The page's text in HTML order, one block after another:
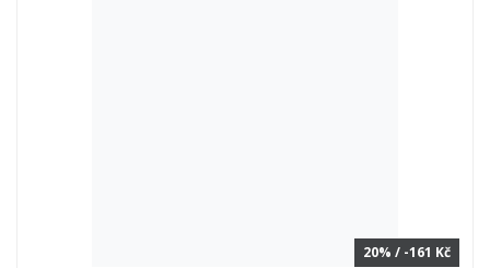
20% / -161 Kč